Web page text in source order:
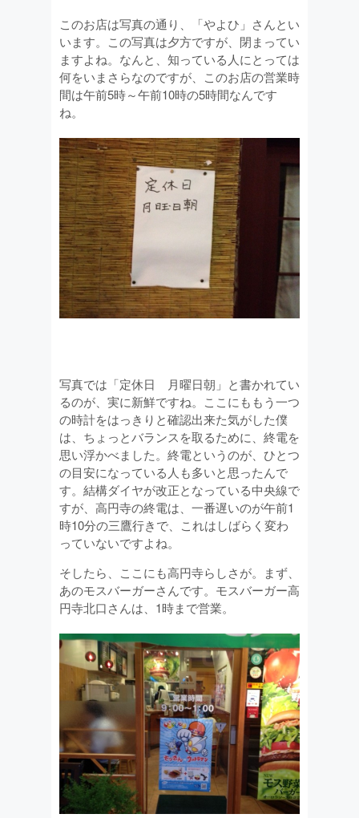
このお店は写真の通り、「やよひ」さんとい
います。この写真は夕方ですが、閉まってい
ますよね。なんと、知っている人にとっては
何をいまさらなのですが、このお店の営業時
間は午前5時～午前10時の5時間なんです
ね。
写真では「定休日 月曜日朝」と書かれてい
るのが、実に新鮮ですね。ここにももう一つ
の時計をはっきりと確認出来た気がした僕
は、ちょっとバランスを取るために、終電を
思い浮かべました。終電というのが、ひとつ
の目安になっている人も多いと思ったんで
す。結構ダイヤが改正となっている中央線で
すが、高円寺の終電は、一番遅いのが午前1
時10分の三鷹行きで、これはしばらく変わ
っていないですよね。
そしたら、ここにも高円寺らしさが。まず、
あのモスバーガーさんです。モスバーガー高
円寺北口さんは、1時まで営業。